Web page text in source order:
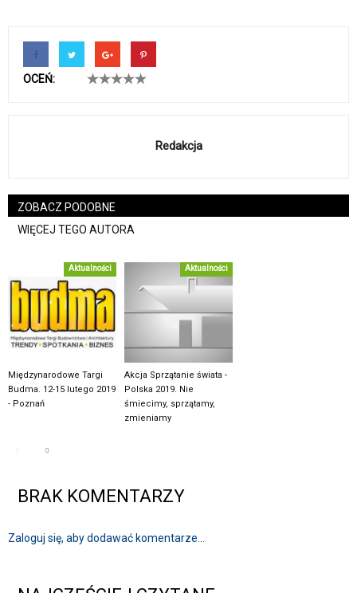
OCEŃ:
Redakcja
ZOBACZ PODOBNE
WIĘCEJ TEGO AUTORA
Aktualności
Międzynarodowe Targi
Budma. 12-15 lutego 2019
- Poznań
Aktualności
Akcja Sprzątanie świata -
Polska 2019. Nie
śmiecimy, sprzątamy,
zmieniamy
BRAK KOMENTARZY
Zaloguj się, aby dodawać komentarze...